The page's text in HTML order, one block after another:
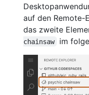
auf den Remote-
das zweite
chainsaw
im